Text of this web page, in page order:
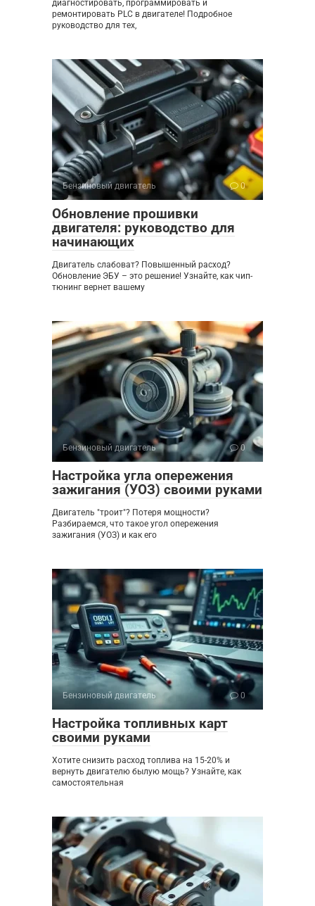
диагностировать, программировать и
ремонтировать PLC в двигателе! Подробное
руководство для тех,
Бензиновый двигатель 0
Обновление прошивки
двигателя: руководство для
начинающих
Двигатель слабоват? Повышенный расход?
Обновление ЭБУ – это решение! Узнайте, как чип-
тюнинг вернет вашему
Бензиновый двигатель 0
Настройка угла опережения
зажигания (УОЗ) своими руками
Двигатель "троит"? Потеря мощности?
Разбираемся, что такое угол опережения
зажигания (УОЗ) и как его
Бензиновый двигатель 0
Настройка топливных карт
своими руками
Хотите снизить расход топлива на 15-20% и
вернуть двигателю былую мощь? Узнайте, как
самостоятельная